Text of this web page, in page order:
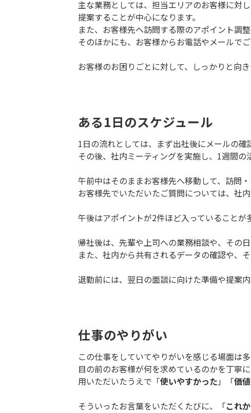
主な業務としては、担当エリアのお客様に対
提案することが中心になります。
また、お客様先へ訪問する際のアポイント調
そのほかにも、お客様からお電話やメールで
お客様のお困りごとに対して、しっかりと向
ある1日のスケジュール
1日の流れとしては、まず出社後にメールの確
その後、社内ミーティングを実施し、1週間の
午前中はそのままお客様先へ移動して、訪問
お客様先でいただいたご質問については、社
午後はアポイントが2件ほど入っていることが
帰社後は、先輩や上司への業務相談や、その
また、社内から共有されるデータの確認や、
退勤前には、翌日の面談に向けた準備や提案
仕事のやりがい
この仕事をしていてやりがいを感じる場面は
目の前のお客様が何を求めているのかを丁寧
用いただいたうえで「使いやすかった 」「価
そういったお言葉をいただくたびに、「これ